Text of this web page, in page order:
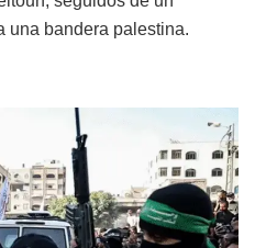
una bandera palestina.